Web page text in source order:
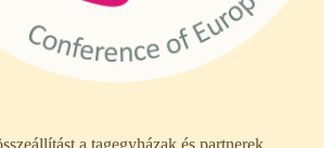
a tagegyházak és partnerek